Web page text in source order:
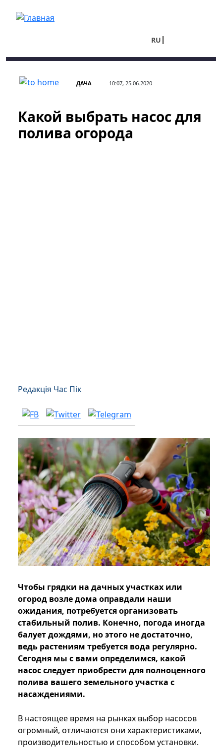
RU
ДАЧА 10:07, 25.06.2020
Какой выбрать насос для
полива огорода
Редакція Час Пік
Чтобы грядки на дачных участках или
огород возле дома оправдали наши
ожидания, потребуется организовать
стабильный полив. Конечно, погода иногда
балует дождями, но этого не достаточно,
ведь растениям требуется вода регулярно.
Сегодня мы с вами определимся, какой
насос следует приобрести для полноценного
полива вашего земельного участка с
насаждениями.
В настоящее время на рынках выбор насосов
огромный, отличаются они характеристиками,
производительностью и способом установки.